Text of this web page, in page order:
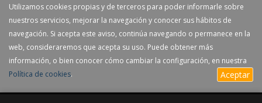
Utilizamos cookies propias y de terceros para poder informarle sobre
nuestros servicios, mejorar la navegación y conocer sus hábitos de
navegación. Si acepta este aviso, continúa navegando o permanece en la
web, consideraremos que acepta su uso. Puede obtener más
información, o bien conocer cómo cambiar la configuración, en nuestra
Política de cookies. Aceptar